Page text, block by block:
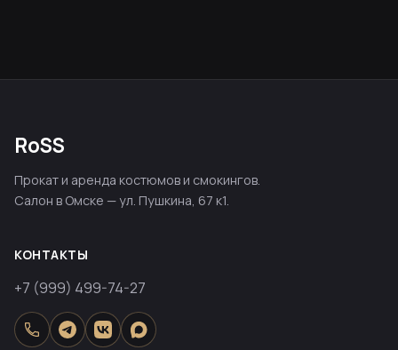
RoSS
Прокат и аренда костюмов и смокингов.
Салон в Омске — ул. Пушкина, 67 к1.
КОНТАКТЫ
+7 (999) 499-74-27